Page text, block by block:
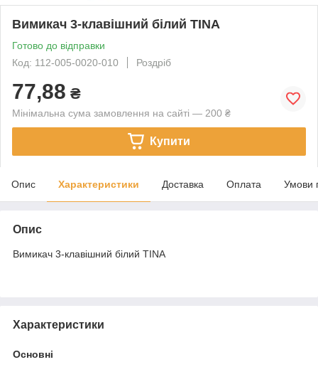
Вимикач 3-клавішний білий TINA
Готово до відправки
Код: 112-005-0020-010
Роздріб
77,88 ₴
Мінімальна сума замовлення на сайті — 200 ₴
Купити
Опис Характеристики Доставка Оплата Умови
Опис
Вимикач 3-клавішний білий TINA
Характеристики
Основні